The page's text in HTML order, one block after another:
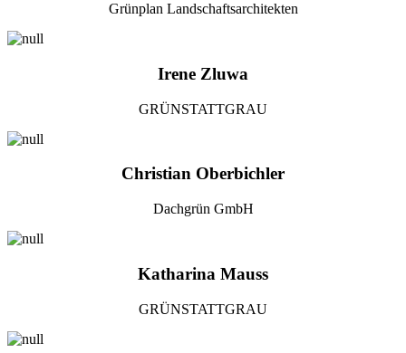
Grünplan Landschaftsarchitekten
Irene Zluwa
GRÜNSTATTGRAU
Christian Oberbichler
Dachgrün GmbH
Katharina Mauss
GRÜNSTATTGRAU